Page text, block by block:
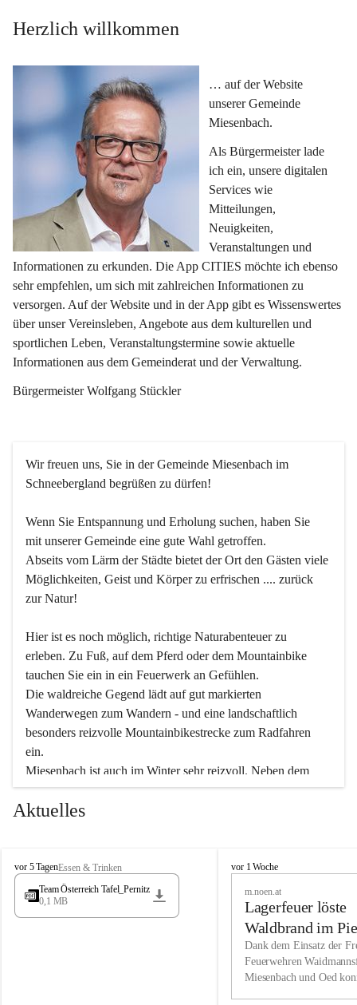
Herzlich willkommen
… auf der Website
unserer Gemeinde
Miesenbach.
Als Bürgermeister lade
ich ein, unsere digitalen
Services wie
Mitteilungen,
Neuigkeiten,
Veranstaltungen und
Informationen zu erkunden. Die App CITIES möchte ich ebenso
sehr empfehlen, um sich mit zahlreichen Informationen zu
versorgen. Auf der Website und in der App gibt es Wissenswertes
über unser Vereinsleben, Angebote aus dem kulturellen und
sportlichen Leben, Veranstaltungstermine sowie aktuelle
Informationen aus dem Gemeinderat und der Verwaltung.
Bürgermeister Wolfgang Stückler
Wir freuen uns, Sie in der Gemeinde Miesenbach im
Schneebergland begrüßen zu dürfen!
Wenn Sie Entspannung und Erholung suchen, haben Sie
mit unserer Gemeinde eine gute Wahl getroffen.
Abseits vom Lärm der Städte bietet der Ort den Gästen viele
Möglichkeiten, Geist und Körper zu erfrischen .... zurück
zur Natur!
Hier ist es noch möglich, richtige Naturabenteuer zu
erleben. Zu Fuß, auf dem Pferd oder dem Mountainbike
tauchen Sie ein in ein Feuerwerk an Gefühlen.
Die waldreiche Gegend lädt auf gut markierten
Wanderwegen zum Wandern - und eine landschaftlich
besonders reizvolle Mountainbikestrecke zum Radfahren
ein.
Miesenbach ist auch im Winter sehr reizvoll. Neben dem
Eisstockschießen gibt es auf dem nahe gelegenen Unterberg
wunderschöne Naturschneepisten, die zum Schifahren oder
vielfältige Angebot unserer Kulturvereine.
Überzeugen Sie sich selbst, dass Sie in Miesenbach sowie
in den Beherbergungsbetrieben, Gaststätten und urigen
Wir kennen Miesenbach als lebens- und liebenswerten Ort.
Tradition und Innovation werden ebenso groß geschrieben
Aktuelles
M
i
s
vor 5 TagenEssen & Trinken
Team Österreich Tafel_Pernitz
0,1 MB
M
h
vor 1 Woche
m.noen.at
Lagerfeuer löste
Waldbrand im
aus
Dank dem Einsatz der
Feuerwehren
Miesenbach und Oed